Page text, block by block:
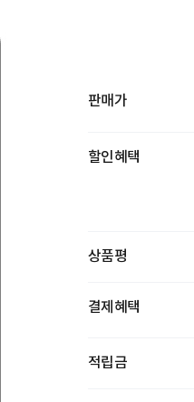
판매가
할인혜택
상품평
결제혜택
적립금